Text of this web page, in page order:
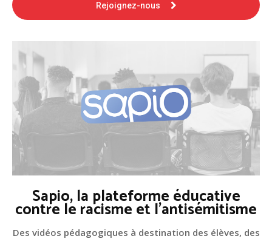
Rejoignez-nous
Sapio, la plateforme éducative
contre le racisme et l'antisémitisme
Des vidéos pédagogiques à destination des élèves, des